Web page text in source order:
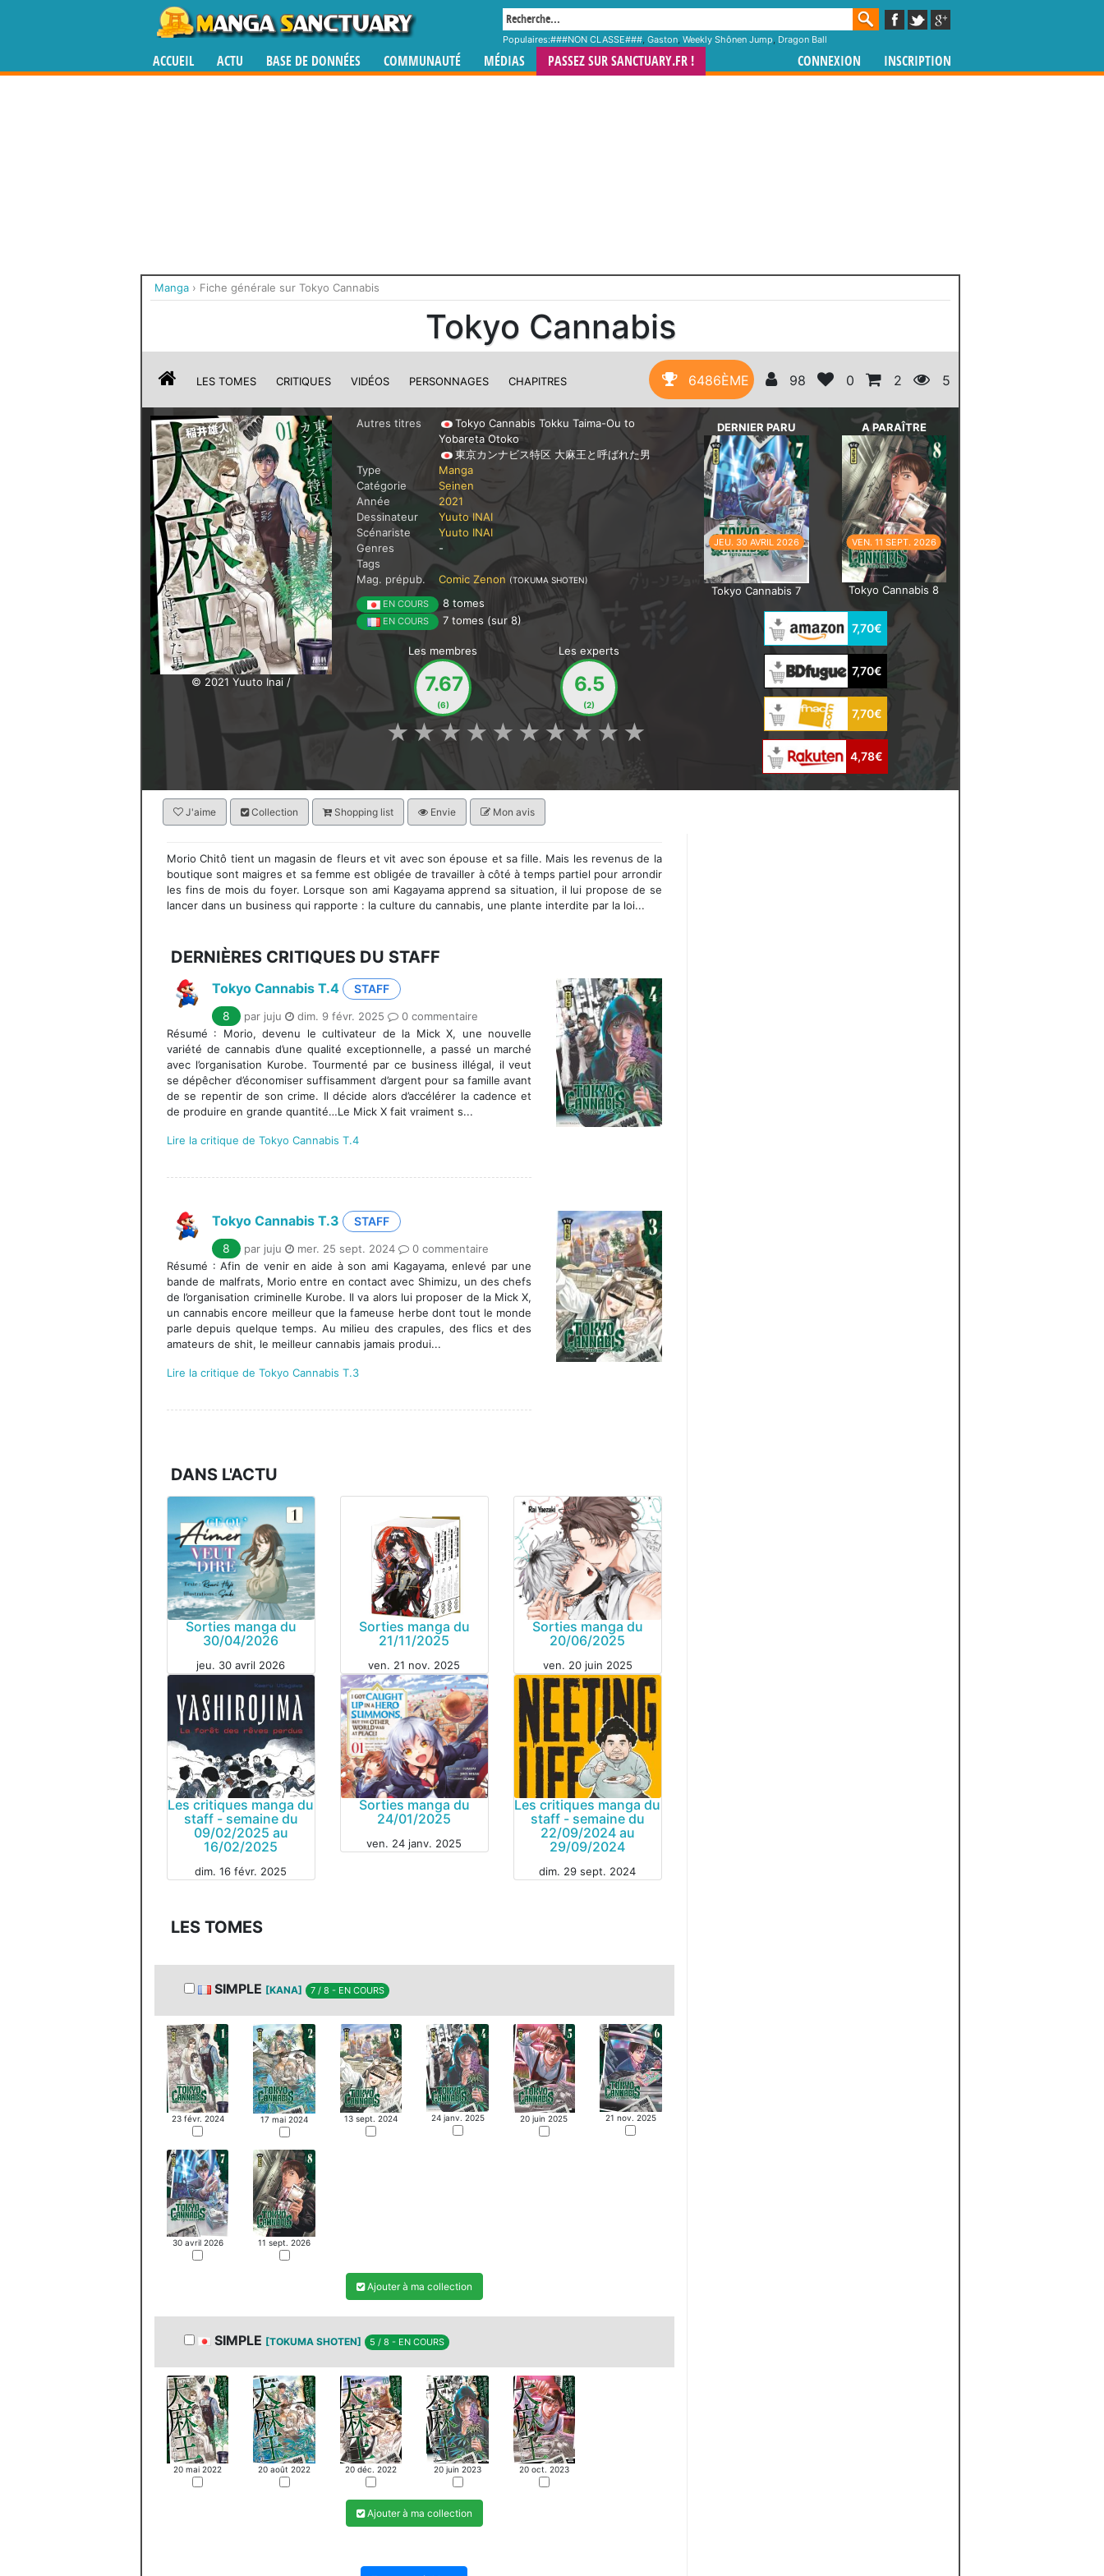
Populaires:###NON CLASSE###, Gaston, Weekly Shônen Jump, Dragon Ball
ACCUEIL ACTU BASE DE DONNÉES COMMUNAUTÉ MÉDIAS PASSEZ SUR SANCTUARY.FR ! CONNEXION INSCRIPTION
Manga › Fiche générale sur Tokyo Cannabis
Tokyo Cannabis
LES TOMES CRITIQUES VIDÉOS PERSONNAGES CHAPITRES 6486ÈME 98 0 2 5
© 2021 Yuuto Inai /
Autres titres
Tokyo Cannabis Tokku Taima-Ou to
Yobareta Otoko
東京カンナビス特区 大麻王と呼ばれた男
Type
Manga
Catégorie
Seinen
Année
2021
Dessinateur
Yuuto INAI
Scénariste
Yuuto INAI
Genres
-
Tags
Mag. prépub.
Comic Zenon (TOKUMA SHOTEN)
EN COURS 8 tomes
EN COURS 7 tomes (sur 8)
Les membres
7.67
(6)
Les experts
6.5
(2)
★
★
★
★
★
★
★
★
★
★
DERNIER PARU
JEU. 30 AVRIL 2026
Tokyo Cannabis 7
A PARAÎTRE
VEN. 11 SEPT. 2026
Tokyo Cannabis 8
7,70€
7,70€
7,70€
4,78€
J'aime Collection Shopping list Envie Mon avis
Morio Chitô tient un magasin de fleurs et vit avec son épouse et sa fille. Mais les revenus de la
boutique sont maigres et sa femme est obligée de travailler à côté à temps partiel pour arrondir
les fins de mois du foyer. Lorsque son ami Kagayama apprend sa situation, il lui propose de se
lancer dans un business qui rapporte : la culture du cannabis, une plante interdite par la loi...
DERNIÈRES CRITIQUES DU STAFF
Tokyo Cannabis T.4
STAFF
8
par juju dim. 9 févr. 2025
0 commentaire
Résumé : Morio, devenu le cultivateur de la Mick X, une nouvelle
variété de cannabis d’une qualité exceptionnelle, a passé un marché
avec l’organisation Kurobe. Tourmenté par ce business illégal, il veut
se dépêcher d’économiser suffisamment d’argent pour sa famille avant
de se repentir de son crime. Il décide alors d’accélérer la cadence et
de produire en grande quantité…Le Mick X fait vraiment s...
Lire la critique de Tokyo Cannabis T.4
Tokyo Cannabis T.3
STAFF
8
par juju mer. 25 sept. 2024
0 commentaire
Résumé : Afin de venir en aide à son ami Kagayama, enlevé par une
bande de malfrats, Morio entre en contact avec Shimizu, un des chefs
de l’organisation criminelle Kurobe. Il va alors lui proposer de la Mick X,
un cannabis encore meilleur que la fameuse herbe dont tout le monde
parle depuis quelque temps. Au milieu des crapules, des flics et des
amateurs de shit, le meilleur cannabis jamais produi...
Lire la critique de Tokyo Cannabis T.3
DANS L'ACTU
MANGA
Sorties manga du
30/04/2026
jeu. 30 avril 2026
Sorties manga du
21/11/2025
ven. 21 nov. 2025
MANGA
Sorties manga du
20/06/2025
ven. 20 juin 2025
Les critiques manga du
staff - semaine du
09/02/2025 au
16/02/2025
dim. 16 févr. 2025
Sorties manga du
24/01/2025
ven. 24 janv. 2025
Les critiques manga du
staff - semaine du
22/09/2024 au
29/09/2024
dim. 29 sept. 2024
LES TOMES
SIMPLE [KANA] 7 / 8 - EN COURS
23 févr. 2024 17 mai 2024 13 sept. 2024 24 janv. 2025 20 juin 2025 21 nov. 2025
30 avril 2026 11 sept. 2026
Ajouter à ma collection
SIMPLE [TOKUMA SHOTEN] 5 / 8 - EN COURS
20 mai 2022 20 août 2022 20 déc. 2022 20 juin 2023 20 oct. 2023
Ajouter à ma collection